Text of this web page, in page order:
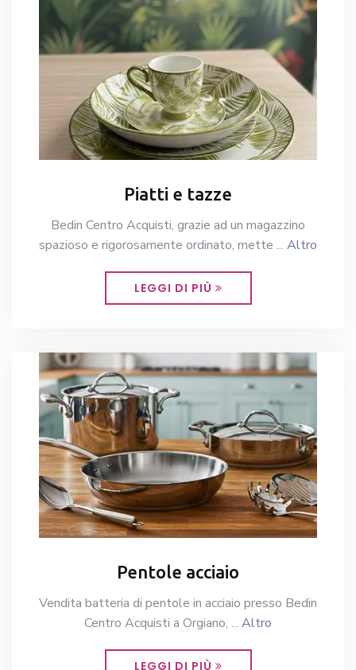
Piatti e tazze
Bedin Centro Acquisti, grazie ad un magazzino
spazioso e rigorosamente ordinato, mette ... Altro
LEGGI DI PIÙ
Pentole acciaio
Vendita batteria di pentole in acciaio presso Bedin
Centro Acquisti a Orgiano, ... Altro
LEGGI DI PIÙ